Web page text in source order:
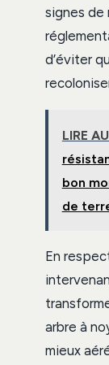
signes de
d’éviter
LIRE
bon
de
En
arbre à
mieux